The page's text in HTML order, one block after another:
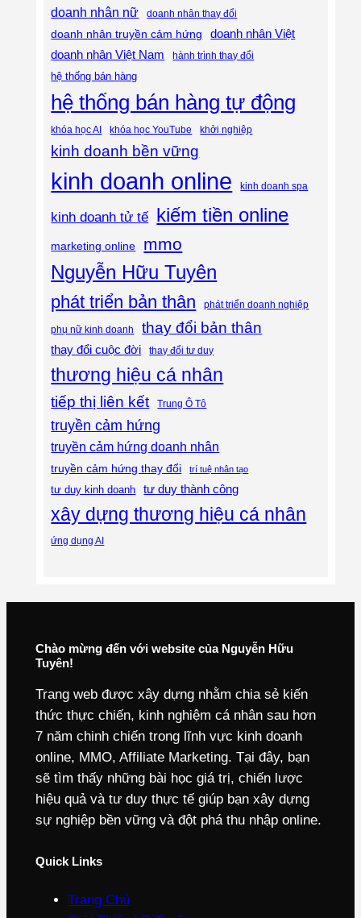
doanh nhân nữ doanh nhân thay đổi
doanh nhân truyền cảm hứng
doanh nhân Việt
doanh nhân Việt Nam
hành trình thay đổi
hệ thống bán hàng
hệ thống bán hàng tự động
khóa học AI khóa học YouTube khởi nghiệp
kinh doanh bền vững
kinh doanh online kinh doanh spa
kinh doanh tử tế kiếm tiền online
marketing online mmo
Nguyễn Hữu Tuyên
phát triển bản thân phát triển doanh nghiệp
phụ nữ kinh doanh thay đổi bản thân
thay đổi cuộc đời thay đổi tư duy
thương hiệu cá nhân
tiếp thị liên kết Trung Ô Tô
truyền cảm hứng
truyền cảm hứng doanh nhân
truyền cảm hứng thay đổi trí tuệ nhân tạo
tư duy kinh doanh tư duy thành công
xây dựng thương hiệu cá nhân
ứng dụng AI
Chào mừng đến với website của Nguyễn Hữu
Tuyên!
Trang web được xây dựng nhằm chia sẻ kiến
thức thực chiến, kinh nghiệm cá nhân sau hơn
7 năm chinh chiến trong lĩnh vực kinh doanh
online, MMO, Affiliate Marketing. Tại đây, bạn
sẽ tìm thấy những bài học giá trị, chiến lược
hiệu quả và tư duy thực tế giúp bạn xây dựng
sự nghiệp bền vững và đột phá thu nhập online.
Quick Links
Trang Chủ